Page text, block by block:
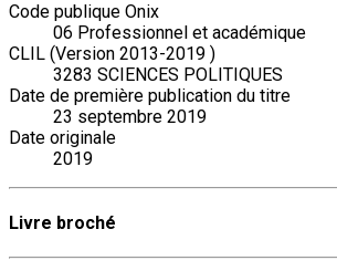
Code publique Onix
06 Professionnel et académique
CLIL (Version 2013-2019 )
3283 SCIENCES POLITIQUES
Date de première publication du titre
23 septembre 2019
Date originale
2019
Livre broché